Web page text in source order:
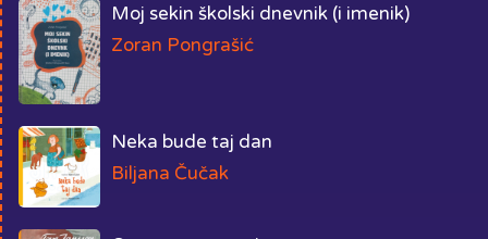
Moj sekin školski dnevnik (i imenik)
Zoran Pongrašić
Neka bude taj dan
Biljana Čučak